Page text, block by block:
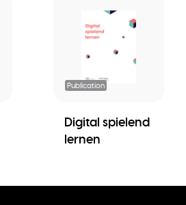
Publication
Digital spielend
lernen